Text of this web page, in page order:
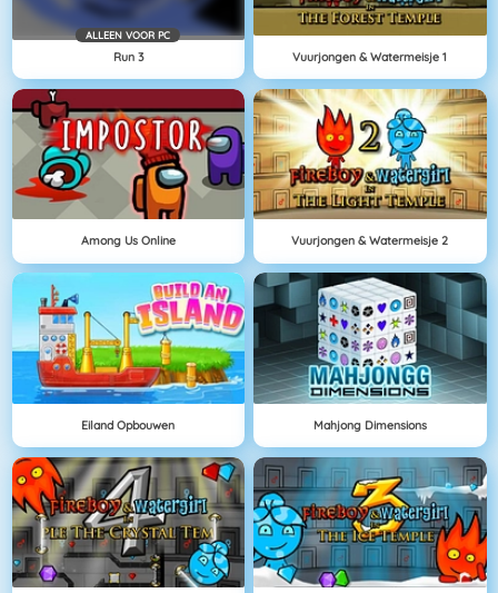
ALLEEN VOOR PC
Run 3 Vuurjongen & Watermeisje 1
Among Us Online Vuurjongen & Watermeisje 2
Eiland Opbouwen Mahjong Dimensions